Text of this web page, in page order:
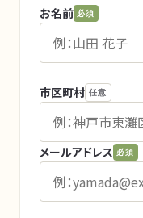
お名前 必須
市区町村 任意
メールアドレス 必須